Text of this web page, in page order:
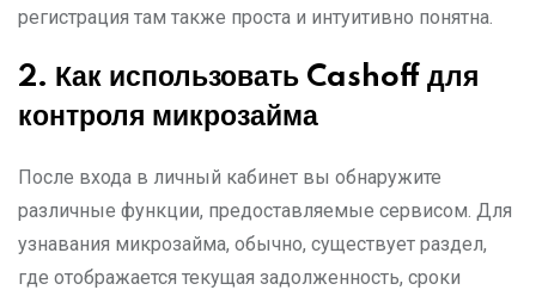
регистрация там также проста и интуитивно понятна.
2. Как использовать Cashoff для
контроля микрозайма
После входа в личный кабинет вы обнаружите
различные функции, предоставляемые сервисом. Для
узнавания микрозайма, обычно, существует раздел,
где отображается текущая задолженность, сроки